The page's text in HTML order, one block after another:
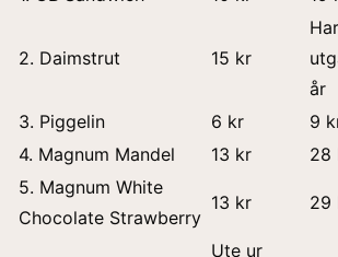
2. Daimstrut 15 kr
Har
år
3. Piggelin 6 kr 9
4. Magnum Mandel
13 kr 28
5. Magnum White
Chocolate Strawberry
13 kr 29
Ute ur